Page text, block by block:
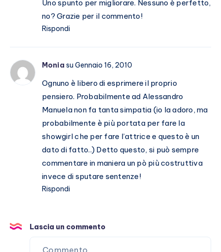
Uno spunto per migliorare. Nessuno è perfetto,
no? Grazie per il commento!
Rispondi
Monia su Gennaio 16, 2010
Ognuno è libero di esprimere il proprio
pensiero. Probabilmente ad Alessandro
Manuela non fa tanta simpatia (io la adoro, ma
probabilmente è più portata per fare la
showgirl che per fare l’attrice e questo è un
dato di fatto..) Detto questo, si può sempre
commentare in maniera un pò più costruttiva
invece di sputare sentenze!
Rispondi
Lascia un commento